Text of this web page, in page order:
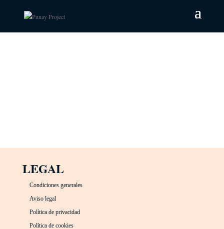
LEGAL
Condiciones generales
Aviso legal
Política de privacidad
Política de cookies